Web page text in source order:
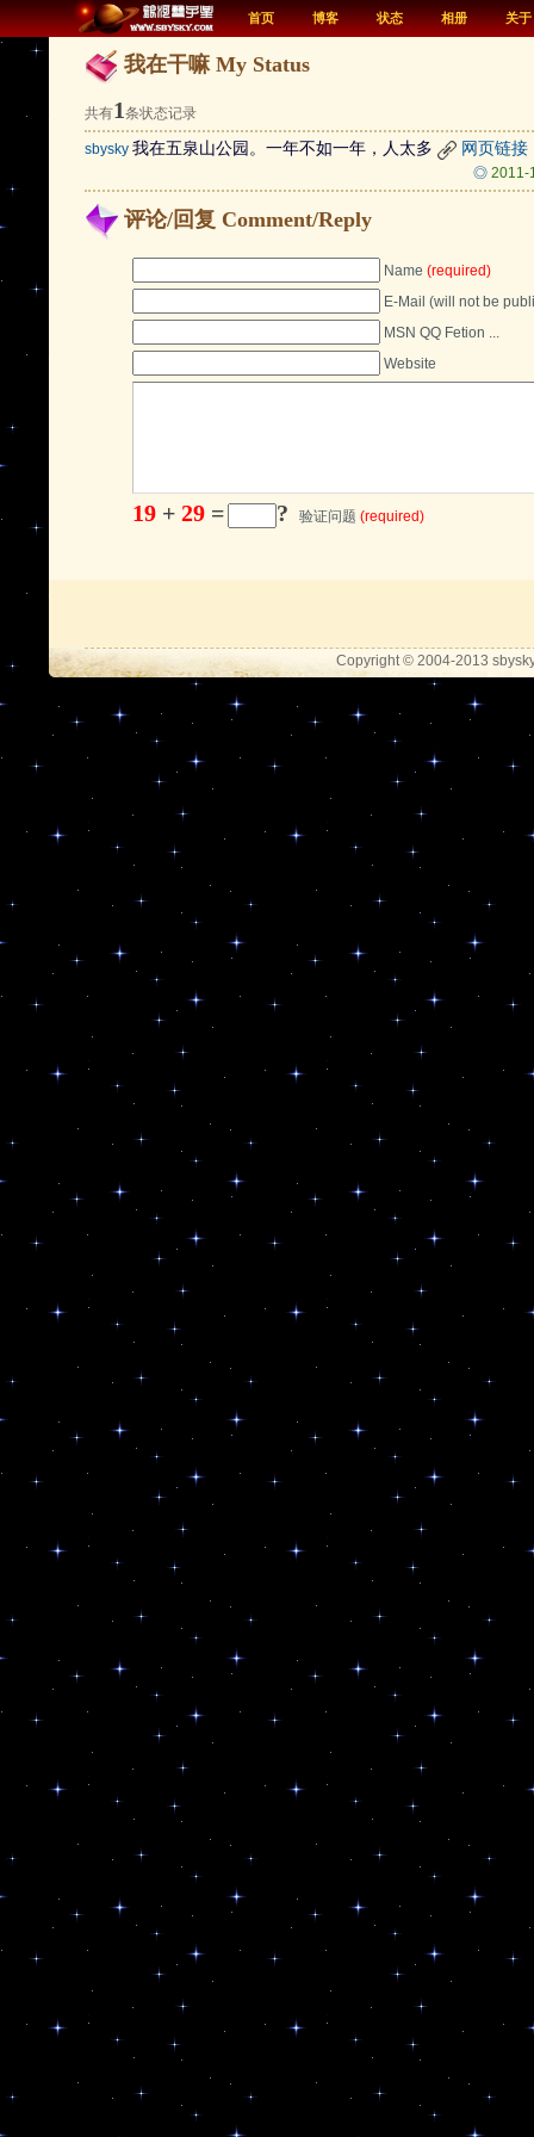
首页 博客 状态 相册 关于
我在干嘛 My Status
共有1 条状态记录
sbysky 我在五泉山公园。一年不如一年，人太多 网页链接
◎
评论/回复 Comment/Reply
Name (required)
E-Mail (will not be
MSN QQ Fetion ...
Website
19 + 29 = ? 验证问题 (required)
Copyright © 2004-2013